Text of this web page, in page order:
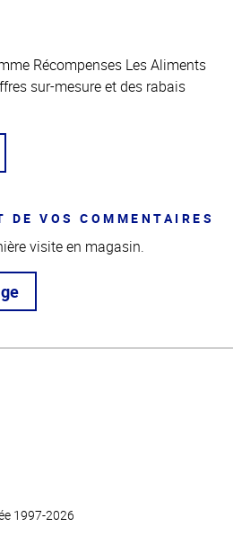
Récompenses Les Aliments
sur-mesure et des rabais
DE VOS COMMENTAIRES
visite en magasin.
1997-2026